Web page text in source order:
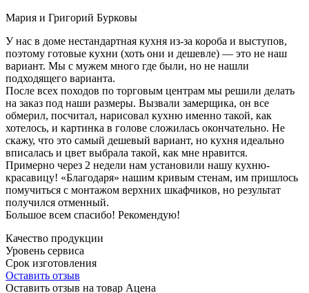
Мария и Григорий Бурковы
У нас в доме нестандартная кухня из-за короба и выступов,
поэтому готовые кухни (хоть они и дешевле) — это не наш
вариант. Мы с мужем много где были, но не нашли
подходящего варианта.
После всех походов по торговым центрам мы решили делать
на заказ под наши размеры. Вызвали замерщика, он все
обмерил, посчитал, нарисовал кухню именно такой, как
хотелось, и картинка в голове сложилась окончательно. Не
скажу, что это самый дешевый вариант, но кухня идеально
вписалась и цвет выбрала такой, как мне нравится.
Примерно через 2 недели нам установили нашу кухню-
красавицу! «Благодаря» нашим кривым стенам, им пришлось
помучиться с монтажом верхних шкафчиков, но результат
получился отменный.
Большое всем спасибо! Рекомендую!
Качество продукции
Уровень сервиса
Срок изготовления
Оставить отзыв
Оставить отзыв на товар Ацена